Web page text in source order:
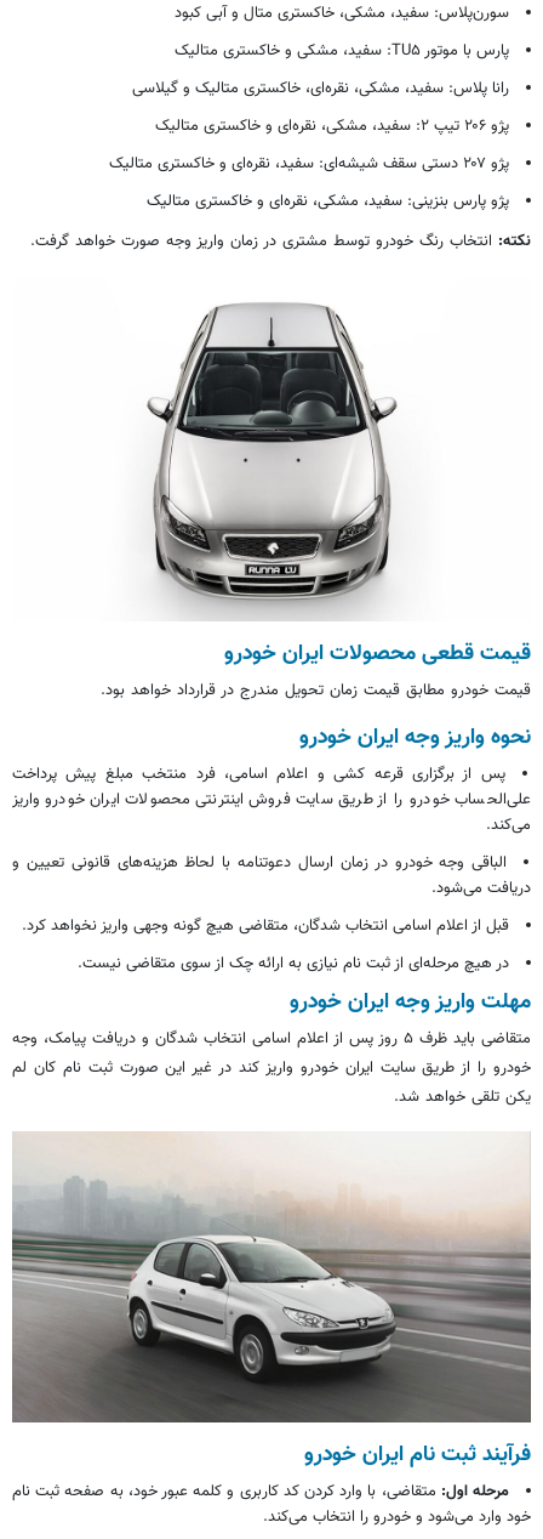
سورن‌پلاس: سفید، مشکی، خاکستری متال و آبی کبود
پارس با موتور TU۵: سفید، مشکی و خاکستری متالیک
رانا پلاس: سفید، مشکی، نقره‌ای، خاکستری متالیک و گیلاسی
پژو ۲۰۶ تیپ ۲: سفید، مشکی، نقره‌ای و خاکستری متالیک
پژو ۲۰۷ دستی سقف شیشه‌ای: سفید، نقره‌ای و خاکستری متالیک
پژو پارس بنزینی: سفید، مشکی، نقره‌ای و خاکستری متالیک
نکته: انتخاب رنگ خودرو توسط مشتری در زمان واریز وجه صورت خواهد گرفت.
قیمت قطعی محصولات ایران خودرو
قیمت خودرو مطابق قیمت زمان تحویل مندرج در قرارداد خواهد بود.
نحوه واریز وجه ایران خودرو
پس از برگزاری قرعه کشی و اعلام اسامی، فرد منتخب مبلغ پیش پرداخت
علی‌الحساب خودرو را از طریق سایت فروش اینترنتی محصولات ایران خودرو واریز
می‌کند.
الباقی وجه خودرو در زمان ارسال دعوتنامه با لحاظ هزینه‌های قانونی تعیین و
دریافت می‌شود.
قبل از اعلام اسامی انتخاب شدگان، متقاضی هیچ گونه وجهی واریز نخواهد کرد.
در هیچ مرحله‌ای از ثبت نامنیازی به ارائه چک از سوی متقاضی نیست.
مهلت واریز وجه ایران خودرو
متقاضی باید ظرف ۵ روز پس از اعلام اسامی انتخاب شدگان و دریافت پیامک، وجه
خودرو را از طریق سایت ایران خودرو واریز کند در غیر این صورتثبت نام کان لم
یکن تلقی خواهد شد.
فرآیندثبت نامایران خودرو
مرحله اول: متقاضی، با وارد کردن کد کاربری و کلمه عبور خود، به صفحه ثبت نام
خود وارد می‌شود و خودرو را انتخاب می‌کند.